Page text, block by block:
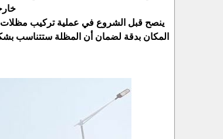
ينصح قبل الشروع في عملية تركيب مظلات
المكان بدقة لضمان أن المظلة ستتناسب